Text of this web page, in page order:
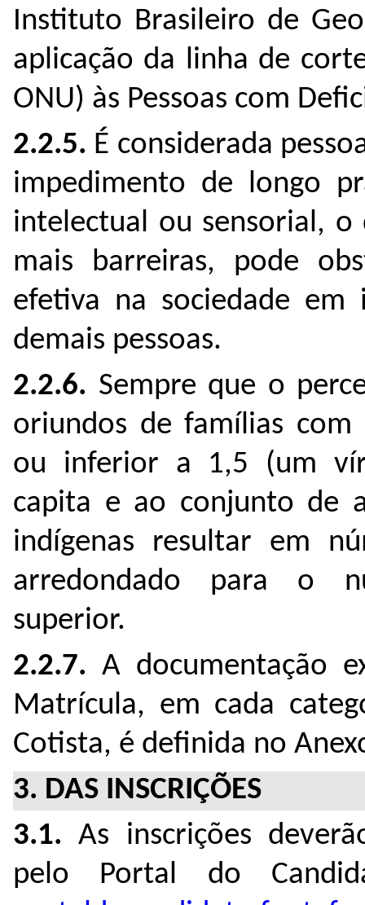
Instituto Brasileiro de
aplicação da linha de
ONU) às Pessoas com
2.2.5. É considerada
impedimento de longo
intelectual ou sensorial,
mais barreiras, pode
efetiva na sociedade em
demais pessoas.
2.2.6. Sempre que o
oriundos de famílias
ou inferior a 1,5 (um
capita e ao conjunto de
indígenas resultar em
arredondado para o
superior.
2.2.7. A documentação
Matrícula, em cada
Cotista, é definida no
3. DAS INSCRIÇÕES
3.1. As inscrições
pelo Portal do